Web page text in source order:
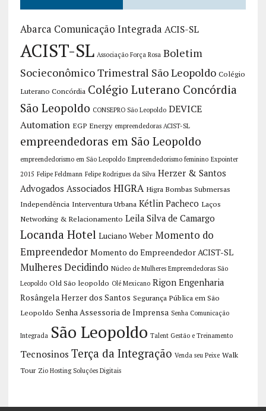
Abarca Comunicação Integrada ACIS-SL
ACIST-SL Associação Força Rosa Boletim
Socieconômico Trimestral São Leopoldo Colégio
Luterano Concórdia Colégio Luterano Concórdia
São Leopoldo CONSEPRO São Leopoldo DEVICE
Automation EGP Energy empreendedoras ACIST-SL
empreendedoras em São Leopoldo
empreendedorismo em São Leopoldo Empreendedorismo feminino Expointer
2015 Felipe Feldmann Felipe Rodrigues da Silva Herzer & Santos
Advogados Associados HIGRA Higra Bombas Submersas
Independência Interventura Urbana Kétlin Pacheco Laços
Networking & Relacionamento Leila Silva de Camargo
Locanda Hotel Luciano Weber Momento do
Empreendedor Momento do Empreendedor ACIST-SL
Mulheres Decidindo Núcleo de Mulheres Empreendedoras São
Leopoldo Old São leopoldo Olé Mexicano Rigon Engenharia
Rosângela Herzer dos Santos Segurança Pública em São
Leopoldo Senha Assessoria de Imprensa Senha Comunicação
Integrada São Leopoldo Talent Gestão e Treinamento
Tecnosinos Terça da Integração Venda seu Peixe Walk
Tour Zio Hosting Soluções Digitais